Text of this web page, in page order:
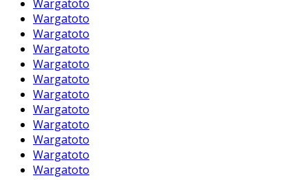
Wargatoto
Wargatoto
Wargatoto
Wargatoto
Wargatoto
Wargatoto
Wargatoto
Wargatoto
Wargatoto
Wargatoto
Wargatoto
Wargatoto